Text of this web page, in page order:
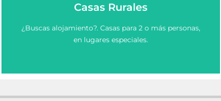
Casas Rurales
¿Buscas alojamiento?. Casas para 2 o más personas,
en lugares especiales.
Casas Rurales en Asturias
Elige y Reserva una casa rural en Asturias.